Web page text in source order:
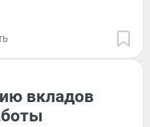
вкладов